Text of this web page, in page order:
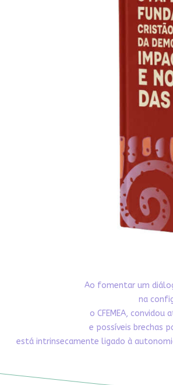
Ao fomentar um
na
o CFEMEA,
e possíveis brechas
está intrinsecamente ligado à